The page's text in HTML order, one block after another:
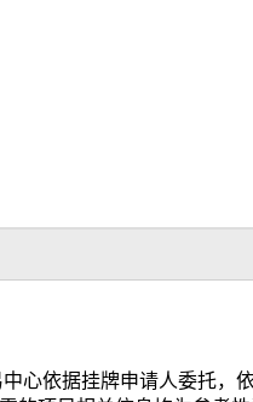
心依据挂牌申请人委托，